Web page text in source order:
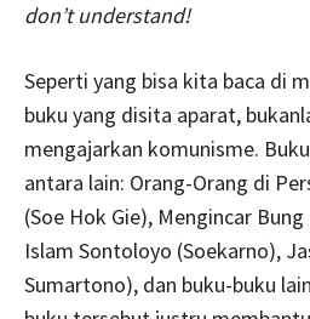
don’t understand!
Seperti yang bisa kita baca di
buku yang disita aparat,
mengajarkan komunisme.
antara lain: Orang-Orang di
(Soe Hok Gie), Mengincar
Islam Sontoloyo (Soekarno),
Sumartono), dan buku-buku